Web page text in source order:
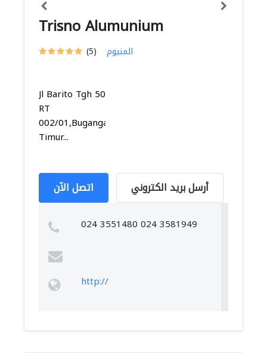
Trisno Alumunium
(5) المنيوم
Jl Barito Tgh 50
RT
002/01,Bugangan,Semarang
Timur...
اتصل الآن أرسل بريد الكتروني
024 3551480 024 3581949
http://